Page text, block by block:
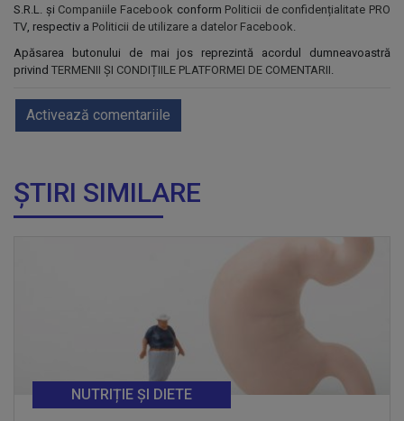
S.R.L. și Companiile Facebook conform Politicii de confidențialitate PRO
TV, respectiv a Politicii de utilizare a datelor Facebook.
Apăsarea butonului de mai jos reprezintă acordul dumneavoastră
privind TERMENII ȘI CONDIȚIILE PLATFORMEI DE COMENTARII.
Activează comentariile
ȘTIRI SIMILARE
NUTRIȚIE ȘI DIETE